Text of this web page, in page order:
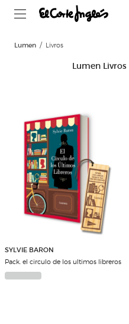
Lumen Livros
Lumen Livros
SYLVIE BARON
Pack. el circulo de los ultimos libreros